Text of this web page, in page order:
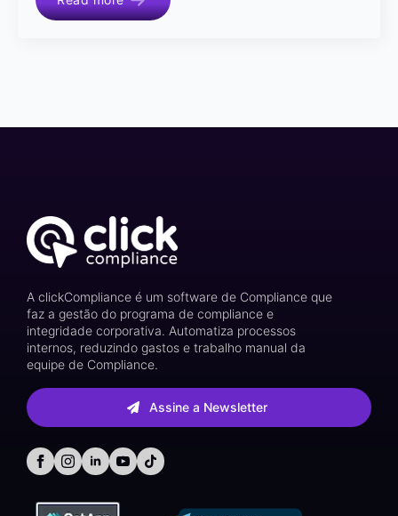
A clickCompliance é um software de Compliance que
faz a gestão do programa de compliance e
integridade corporativa. Automatiza processos
internos, reduzindo gastos e trabalho manual da
equipe de Compliance.
Assine a Newsletter